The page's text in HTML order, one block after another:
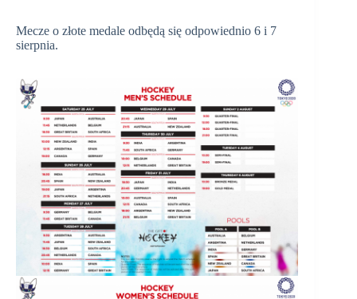
Mecze o złote medale odbędą się odpowiednio 6 i 7
sierpnia.